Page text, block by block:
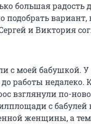
большая радость
подобрать
и Виктория
с моей бабушкой. У
работы недалеко.
взглянули по-
с
женщины, а